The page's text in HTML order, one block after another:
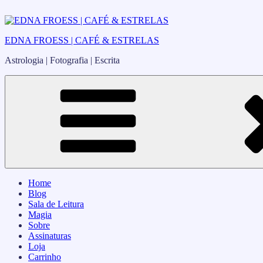
para
conteúdo
EDNA FROESS | CAFÉ & ESTRELAS
Astrologia | Fotografia | Escrita
Home
Blog
Sala de Leitura
Magia
Sobre
Assinaturas
Loja
Carrinho